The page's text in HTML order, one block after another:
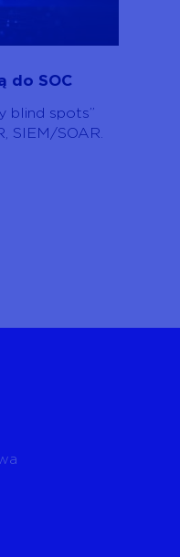
do SOC
blind spots”
SIEM/SOAR.